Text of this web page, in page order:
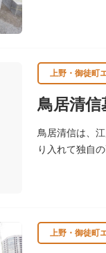
上野・御徒町
鳥居清信
鳥居清信は、
り入れて独自
上野・御徒町